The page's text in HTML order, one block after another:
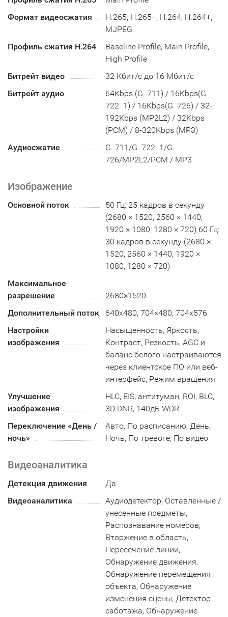
Формат видеосжатия
H.265, H.265+, H.264, H.264+,
MJPEG
Профиль сжатия H.264
Baseline Profile, Main Profile,
High Profile
Битрейт видео
32 Кбит/с до 16 Мбит/с
Битрейт аудио
64Kbps (G. 711) / 16Kbps(G.
722. 1) / 16Kbps(G. 726) / 32-
192Kbps (MP2L2) / 32Kbps
(PCM) / 8-320Kbps (MP3)
Аудиосжатие
G. 711/G. 722. 1/G.
726/MP2L2/PCM / MP3
Изображение
Основной поток
50 Гц: 25 кадров в секунду
(2680 × 1520, 2560 × 1440,
1920 × 1080, 1280 × 720) 60 Гц:
30 кадров в секунду (2680 ×
1520, 2560 × 1440, 1920 ×
1080, 1280 × 720)
Максимальное
разрешение
2680×1520
Дополнительный поток
640x480, 704×480, 704x576
Настройки
изображения
Насыщенность, Яркость,
Контраст, Резкость, AGC и
баланс белого настраиваются
через клиентское ПО или веб-
интерфейс, Режим вращения
Улучшение
изображения
HLC, EIS, антитуман, ROI, BLC,
3D DNR, 140дБ WDR
Переключение «День /
ночь»
Авто, По расписанию, День,
Ночь, По тревоге, По видео
Видеоаналитика
Детекция движения
Да
Видеоаналитика
Аудиодетектор, Оставленные /
унесенные предметы,
Распознавание номеров,
Вторжение в область,
Пересечение линии,
Обнаружение движения,
Обнаружение перемещения
объекта, Обнаружение
изменения сцены, Детектор
саботажа, Обнаружение